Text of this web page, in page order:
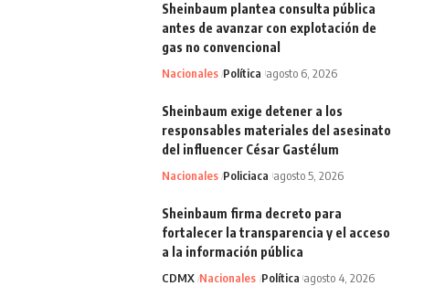
Sheinbaum plantea consulta pública
antes de avanzar con explotación de
gas no convencional
Nacionales Política agosto 6, 2026
Sheinbaum exige detener a los
responsables materiales del asesinato
del influencer César Gastélum
Nacionales Policiaca agosto 5, 2026
Sheinbaum firma decreto para
fortalecer la transparencia y el acceso
a la información pública
CDMX Nacionales Política agosto 4, 2026